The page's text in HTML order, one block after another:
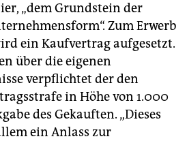
„dem Grundstein der
Zum Erwerb
ein Kaufvertrag aufgesetzt.
über die eigenen
verpflichtet der den
in Höhe von 1.000
des Gekauften. „Dieses
ein Anlass zur